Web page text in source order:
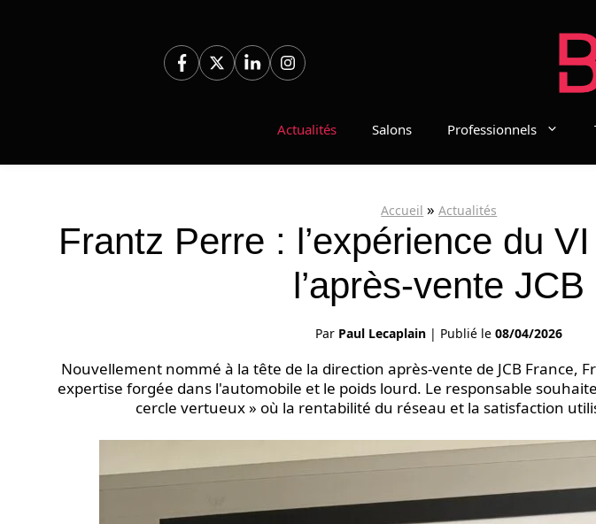
Actualités Salons Professionnels
Accueil »Actualités
Frantz Perre : l’expérience du
l’après-vente JCB
Par Paul Lecaplain | Publié le08/04/2026
Nouvellement nommé à la tête de la direction après-vente de JCB France,
expertise forgée dans l'automobile et le poids lourd. Le responsable
cercle vertueux » où la rentabilité du réseau et la satisfaction